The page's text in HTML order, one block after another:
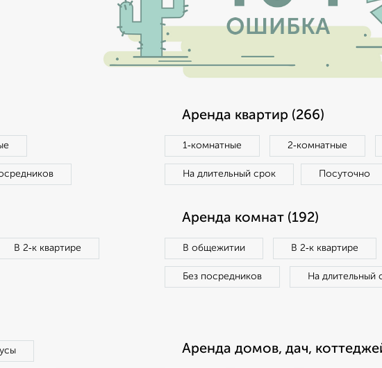
Аренда квартир (266)
1‑комнатные 2‑комнатные
На длительный срок Посуточно
В 2‑к квартире
Аренда комнат (192)
В общежитии В 2‑к квартире
Без посредников На длительный
Аренда домов, дач,